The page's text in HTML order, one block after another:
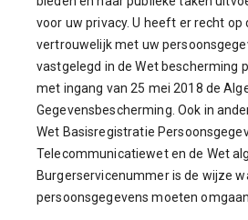
voor uw privacy. U heeft er recht op
vertrouwelijk met uw
vastgelegd in de Wet bescherming
met ingang van 25 mei 2018 de
Gegevensbescherming. Ook in
Wet Basisregistratie
Telecommunicatiewet en de Wet
Burgerservicenummer is de wijze
persoonsgegevens moeten